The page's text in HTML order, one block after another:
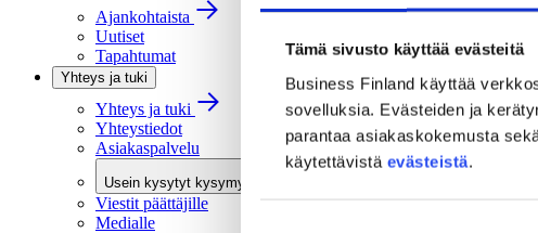
Tämä sivusto käyttää evästeitä
Business Finland käyttää
sovelluksia. Evästeiden ja
parantaa asiakaskokemusta
käytettävistä evästeistä.
Ajankohtaista
Uutiset
Tapahtumat
Yhteys ja tuki
Yhteys ja tuki
Yhteystiedot
Asiakaspalvelu
Usein kysytyt kysymykset
Viestit päättäjille
Medialle